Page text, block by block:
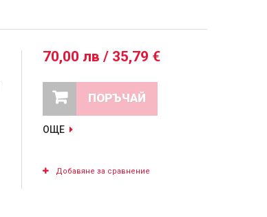
70,00 лв / 35,79 €
ПОРЪЧАЙ
ОЩЕ
Добавяне за сравнение